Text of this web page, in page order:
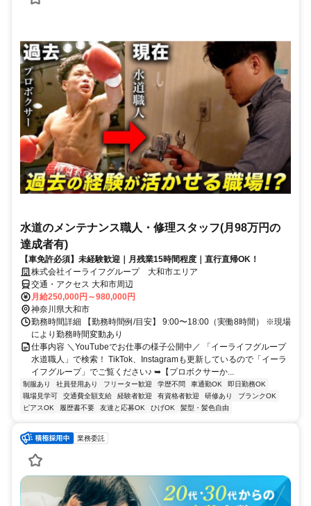
水道のメンテナンス職人・修理スタッフ(月98万円の
達成者有)
【車免許必須】未経験歓迎｜月残業15時間程度｜直行直帰OK！
株式会社イーライフグループ 大和市エリア
交通・アクセス 大和市周辺
月給250,000円～980,000円
神奈川県大和市
勤務時間詳細 【勤務時間例/目安】 9:00〜18:00（実働8時間） ※現場
により勤務時間変動あり
仕事内容 ＼YouTubeでお仕事の様子公開中／ 「イーライフグループ
水道職人」で検索！ TikTok、Instagramも更新しているので「イーラ
イフグループ」でご覧ください♪ ➥【プロボクサーか...
制服あり 社員登用あり フリーター歓迎 学歴不問 車通勤OK
即日勤務OK
職場見学可
交通費全額支給 経験者歓迎 有資格者歓迎 研修あり
ブランクOK
ピアスOK
履歴書不要 友達と応募OK ひげOK 髪型・髪色自由
業務委託